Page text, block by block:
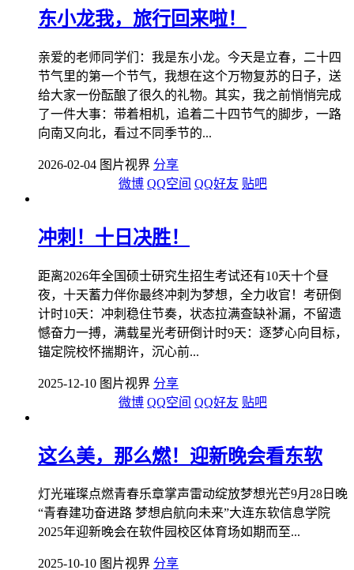
东小龙我，旅行回来啦！
亲爱的老师同学们：我是东小龙。今天是立春，二十四
节气里的第一个节气，我想在这个万物复苏的日子，送
给大家一份酝酿了很久的礼物。其实，我之前悄悄完成
了一件大事：带着相机，追着二十四节气的脚步，一路
向南又向北，看过不同季节的...
2026-02-04 图片视界 分享
微博 QQ空间 QQ好友 贴吧
冲刺！十日决胜！
距离2026年全国硕士研究生招生考试还有10天十个昼
夜，十天蓄力伴你最终冲刺为梦想，全力收官！考研倒
计时10天：冲刺稳住节奏，状态拉满查缺补漏，不留遗
憾奋力一搏，满载星光考研倒计时9天：逐梦心向目标，
锚定院校怀揣期许，沉心前...
2025-12-10 图片视界 分享
微博 QQ空间 QQ好友 贴吧
这么美，那么燃！迎新晚会看东软
灯光璀璨点燃青春乐章掌声雷动绽放梦想光芒9月28日晚
“青春建功奋进路 梦想启航向未来”大连东软信息学院
2025年迎新晚会在软件园校区体育场如期而至...
2025-10-10 图片视界 分享